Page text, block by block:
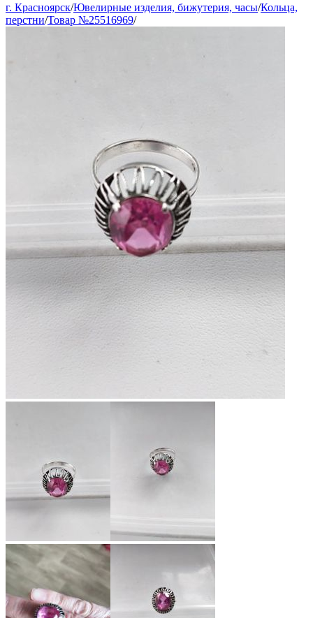
г. Красноярск/Ювелирные изделия, бижутерия, часы/Кольца,
перстни/Товар №25516969/